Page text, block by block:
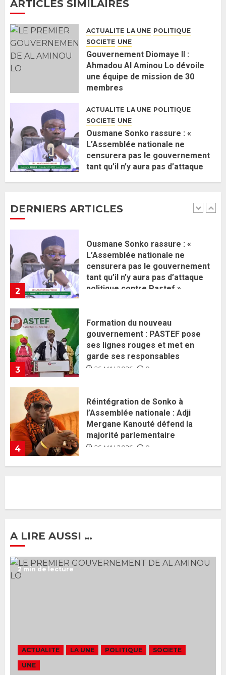
ARTICLES SIMILAIRES
ACTUALITE LA UNE POLITIQUE
SOCIETE UNE
Gouvernement Diomaye II :
Ahmadou Al Aminou Lo dévoile
une équipe de mission de 30
membres
ACTUALITE LA UNE POLITIQUE
SOCIETE UNE
Ousmane Sonko rassure : «
L’Assemblée nationale ne
censurera pas le gouvernement
tant qu’il n’y aura pas d’attaque
DERNIERS ARTICLES
5
J’espère me tromper »
26 MAI 2026
1
Gouvernement Diomaye II :
une équipe de mission de 30
membres
2 JUIN 2026 0
2
Ousmane Sonko rassure : «
politique contre Pastef »
3
Formation du nouveau
gouvernement : PASTEF pose
ses lignes rouges et met en
garde ses responsables
26 MAI 2026 0
4
Réintégration de Sonko à
l’Assemblée nationale : Adji
Mergane Kanouté défend la
majorité parlementaire
26 MAI 2026 0
5
Guy Marius Sagna inquiet après la
nomination d’Al Aminou Lo : «
J’espère me tromper »
26 MAI 2026 0
Ousmane Sonko rassure : «
gouvernement : PASTEF pose
A LIRE AUSSI …
2 min de lecture
ACTUALITE LA UNE POLITIQUE
SOCIETE
UNE